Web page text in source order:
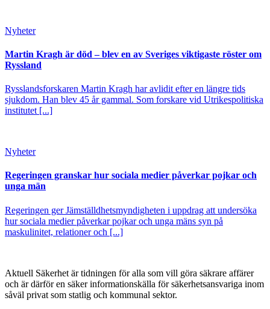
Nyheter
Martin Kragh är död – blev en av Sveriges viktigaste röster om
Ryssland
Rysslandsforskaren Martin Kragh har avlidit efter en längre tids
sjukdom. Han blev 45 år gammal. Som forskare vid Utrikespolitiska
institutet [...]
Nyheter
Regeringen granskar hur sociala medier påverkar pojkar och
unga män
Regeringen ger Jämställdhetsmyndigheten i uppdrag att undersöka
hur sociala medier påverkar pojkar och unga mäns syn på
maskulinitet, relationer och [...]
Aktuell Säkerhet är tidningen för alla som vill göra säkrare affärer
och är därför en säker informationskälla för säkerhets­ansvariga inom
såväl privat som statlig och kommunal sektor.